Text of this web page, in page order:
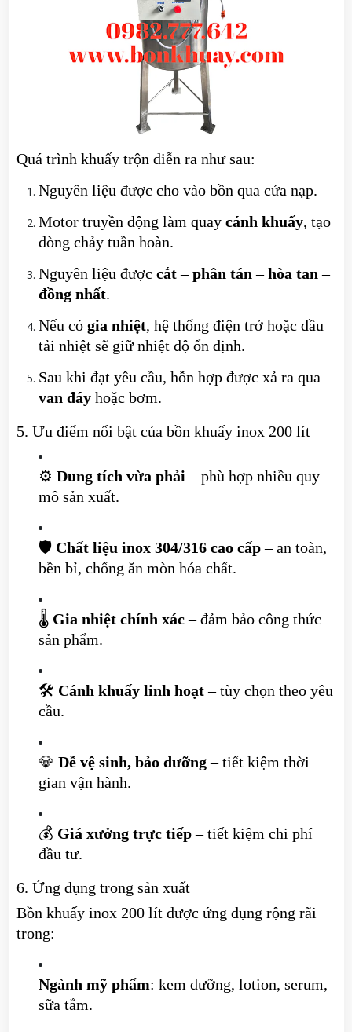
Quá trình khuấy trộn diễn ra như sau:
Nguyên liệu được cho vào bồn qua cửa nạp.
Motor truyền động làm quay cánh khuấy, tạo
dòng chảy tuần hoàn.
Nguyên liệu được cắt – phân tán – hòa tan –
đồng nhất.
Nếu có gia nhiệt, hệ thống điện trở hoặc dầu
tải nhiệt sẽ giữ nhiệt độ ổn định.
Sau khi đạt yêu cầu, hỗn hợp được xả ra qua
van đáyhoặc bơm.
5. Ưu điểm nổi bật của bồn khuấy inox 200 lít
⚙️ Dung tích vừa phải – phù hợp nhiều quy
mô sản xuất.
🛡 Chất liệu inox 304/316 cao cấp– an toàn,
bền bỉ, chống ăn mòn hóa chất.
🌡 Gia nhiệt chính xác– đảm bảo công thức
sản phẩm.
🛠 Cánh khuấy linh hoạt– tùy chọn theo yêu
cầu.
💎 Dễ vệ sinh, bảo dưỡng– tiết kiệm thời
gian vận hành.
💰 Giá xưởng trực tiếp– tiết kiệm chi phí
đầu tư.
6. Ứng dụng trong sản xuất
Bồn khuấy inox 200 lít được ứng dụng rộng rãi
trong:
Ngành mỹ phẩm: kem dưỡng, lotion, serum,
sữa tắm.